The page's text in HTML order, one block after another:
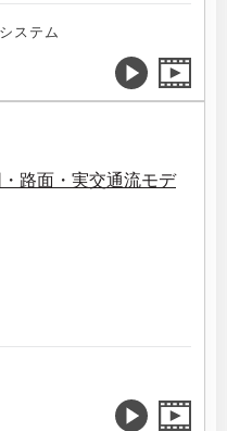
ステム
路面・実交通流モデ